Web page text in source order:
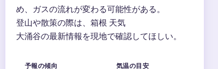
め、ガスの流れが変わる可能性がある。
登山や散策の際は、箱根 天気
大涌谷の最新情報を現地で確認してほしい。
予報の傾向 気温の目安